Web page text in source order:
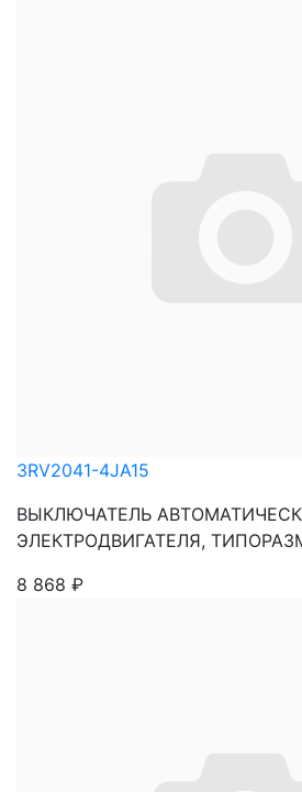
3RV2041-4JA15
ВЫКЛЮЧАТЕЛЬ
ЭЛЕКТРОДВИГАТЕЛЯ,
8 868 ₽